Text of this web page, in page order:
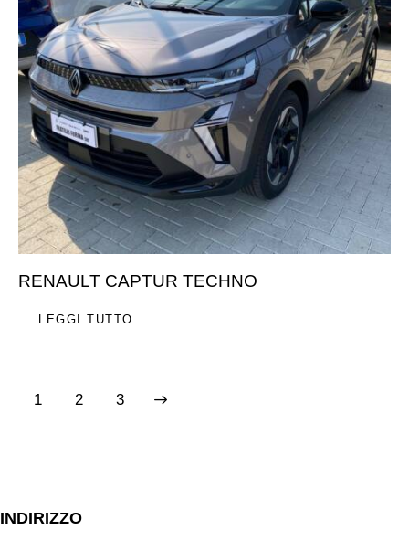
RENAULT CAPTUR TECHNO
LEGGI TUTTO
1 2 3
→
INDIRIZZO